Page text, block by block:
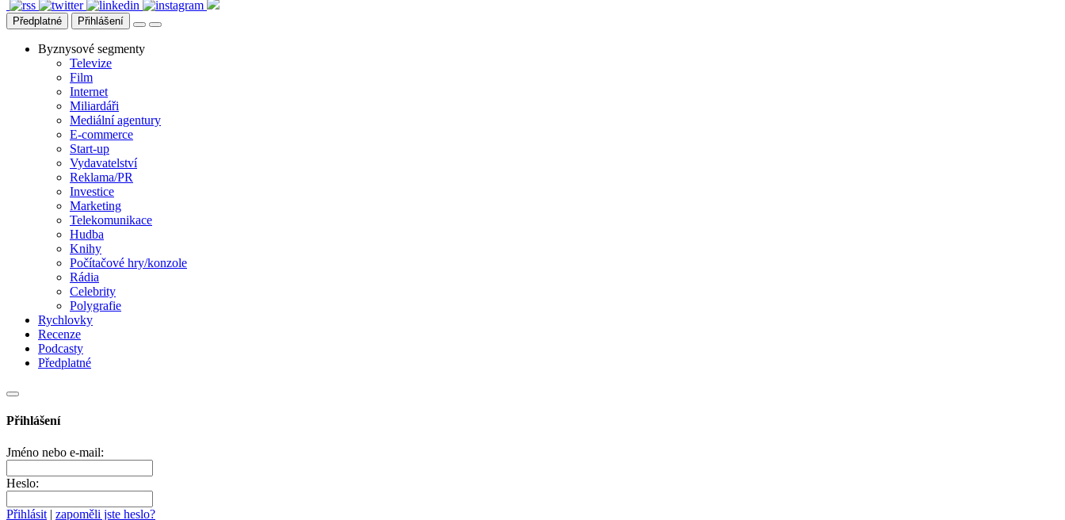
Předplatné Přihlášení
Byznysové segmenty
Televize
Film
Internet
Miliardáři
Mediální agentury
E-commerce
Start-up
Vydavatelství
Reklama/PR
Investice
Marketing
Telekomunikace
Hudba
Knihy
Počítačové hry/konzole
Rádia
Celebrity
Polygrafie
Rychlovky
Recenze
Podcasty
Předplatné
Přihlášení
Jméno nebo e-mail:
Heslo:
Přihlásit | zapoměli jste heslo?